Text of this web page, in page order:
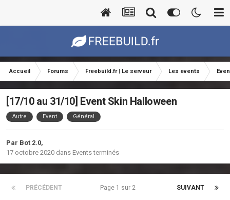
Accueil Forums Freebuild.fr | Le serveur Les events
[17/10 au 31/10] Event Skin Halloween
Autre Event Général
Par Bot 2.0,
17 octobre 2020 dans Events terminés
PRÉCÉDENT SUIVANT
Page 1 sur 2